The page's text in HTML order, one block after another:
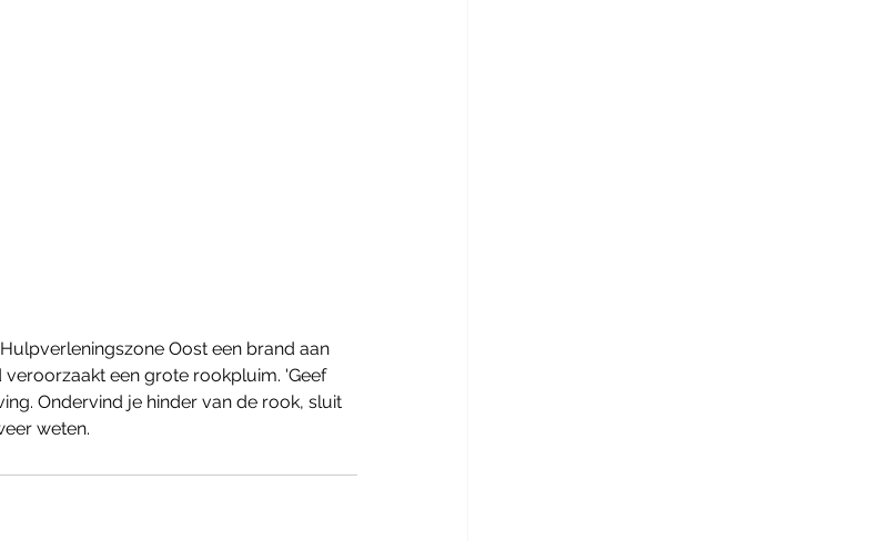
Oost een brand aan
veroorzaakt een grote rookpluim. 'Geef
Ondervind je hinder van de rook, sluit
weten.